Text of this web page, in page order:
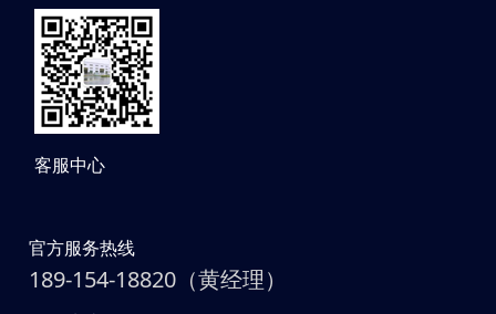
客服中心
官方服务热线
189-154-18820（黄经理）